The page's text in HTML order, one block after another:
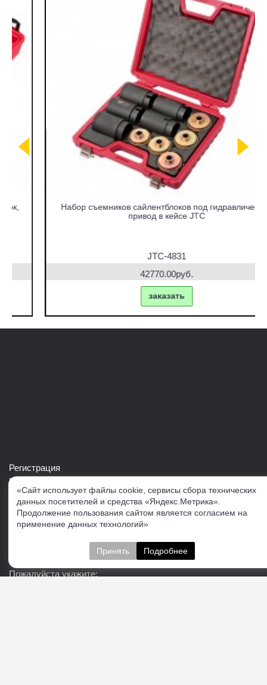
Набор съемников сайлентблоков под гидравлический
привод в кейсе JTC
JTC-4831
42770.00руб.
заказать
Регистрация
Войти в свой аккаунт
Скачать каталог продукции VERTUL
Следите за нами
Пожалуйста укажите:
«Сайт использует файлы cookie, сервисы сбора технических
данных посетителей и средства «Яндекс.Метрика».
Продолжение пользования сайтом является согласием на
применение данных технологий»
Принять Подробнее